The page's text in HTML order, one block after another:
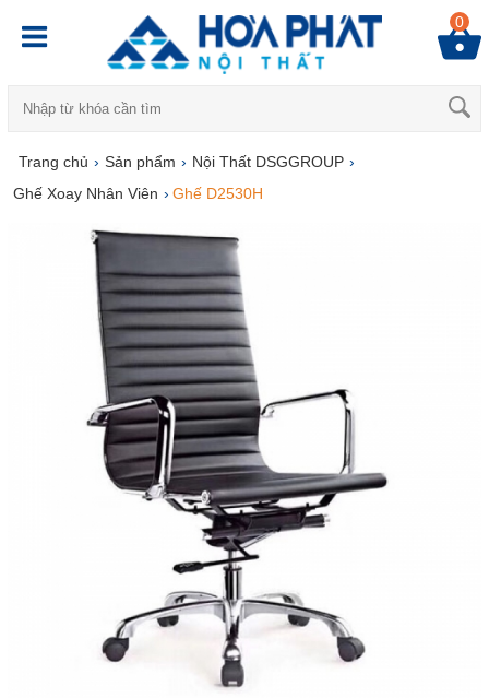
0
Trang chủ › Sản phẩm › Nội Thất DSGGROUP ›
Ghế Xoay Nhân Viên › Ghế D2530H